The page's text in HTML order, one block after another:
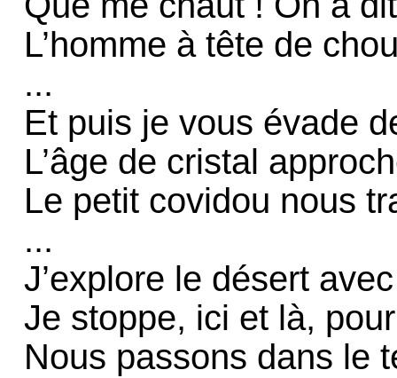
L’homme à tête de
...
Et puis je vous évade
L’âge de cristal
Le petit covidou nous
...
J’explore le désert
Je stoppe, ici et là,
Nous passons dans le